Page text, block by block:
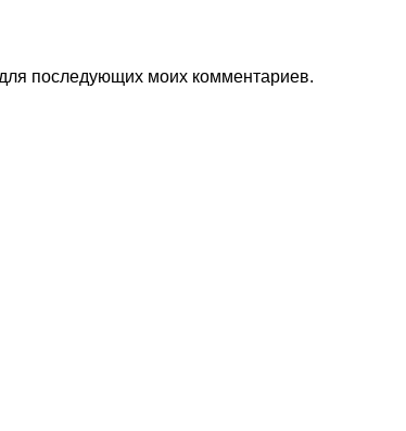
последующих моих комментариев.